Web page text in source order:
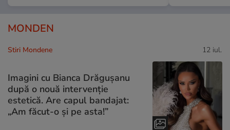
MONDEN
Stiri Mondene 12 iul.
Imagini cu Bianca Drăgușanu
după o nouă intervenție
estetică. Are capul bandajat:
„Am făcut-o și pe asta!”